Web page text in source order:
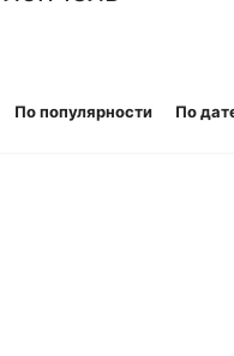
По популярности По